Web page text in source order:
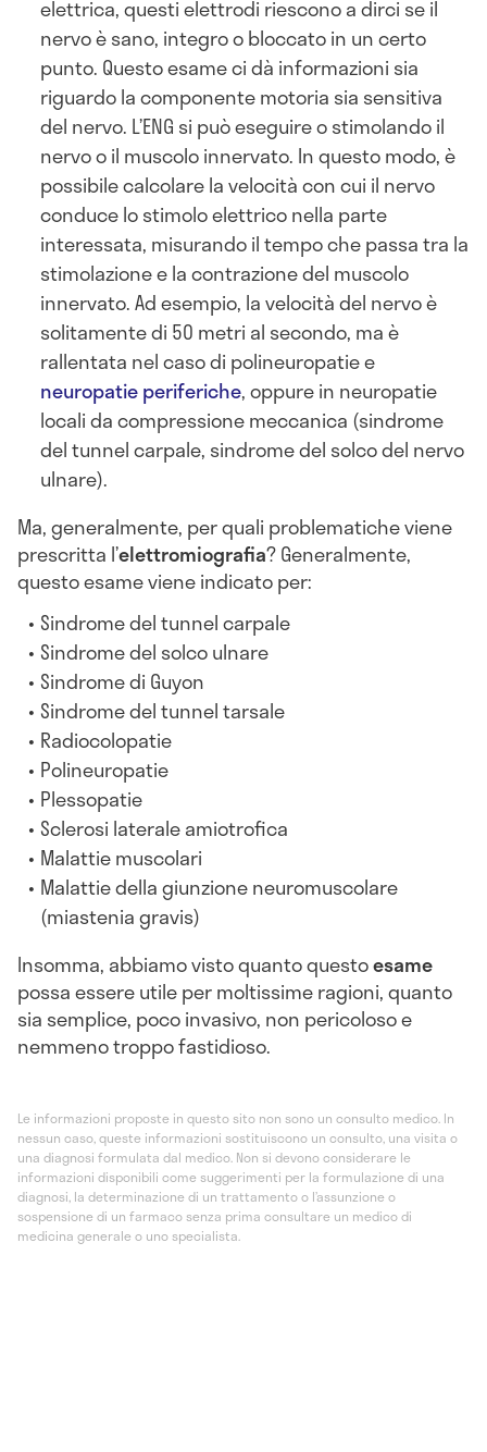
elettrica, questi elettrodi riescono a dirci se il
nervo è sano, integro o bloccato in un certo
punto. Questo esame ci dà informazioni sia
riguardo la componente motoria sia sensitiva
del nervo. L’ENG si può eseguire o stimolando il
nervo o il muscolo innervato. In questo modo, è
possibile calcolare la velocità con cui il nervo
conduce lo stimolo elettrico nella parte
interessata, misurando il tempo che passa tra la
stimolazione e la contrazione del muscolo
innervato. Ad esempio, la velocità del nervo è
solitamente di 50 metri al secondo, ma è
rallentata nel caso di polineuropatie e
neuropatie periferiche, oppure in neuropatie
locali da compressione meccanica (sindrome
del tunnel carpale, sindrome del solco del nervo
ulnare).
Ma, generalmente, per quali problematiche viene
prescritta l’elettromiografia? Generalmente,
questo esame viene indicato per:
Sindrome del tunnel carpale
Sindrome del solco ulnare
Sindrome di Guyon
Sindrome del tunnel tarsale
Radiocolopatie
Polineuropatie
Plessopatie
Sclerosi laterale amiotrofica
Malattie muscolari
Malattie della giunzione neuromuscolare
(miastenia gravis)
Insomma, abbiamo visto quanto questoesame
possa essere utile per moltissime ragioni, quanto
sia semplice, poco invasivo, non pericoloso e
nemmeno troppo fastidioso.
Le informazioni proposte in questo sito non sono un consulto medico. In
nessun caso, queste informazioni sostituiscono un consulto, una visita o
una diagnosi formulata dal medico. Non si devono considerare le
informazioni disponibili come suggerimenti per la formulazione di una
diagnosi, la determinazione di un trattamento o l’assunzione o
sospensione di un farmaco senza prima consultare un medico di
medicina generale o uno specialista.